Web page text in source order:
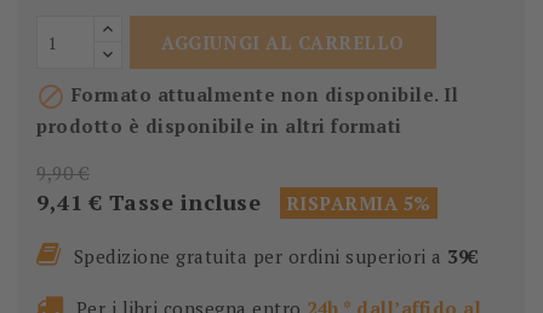
AGGIUNGI AL CARRELLO
 Formato attualmente non disponibile. Il
prodotto è disponibile in altri formati
9,90 €
9,41 € Tasse incluse RISPARMIA 5%
Spedizione gratuita per ordini superiori a 39€
Per i libri consegna entro 24h * dall’affido al